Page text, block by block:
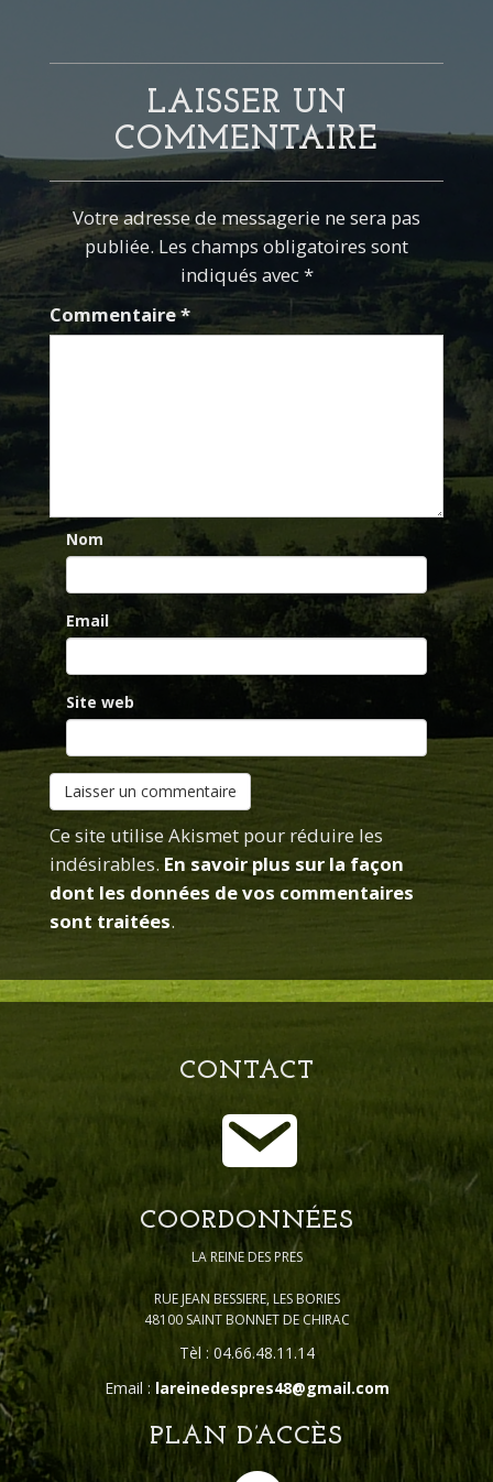
LAISSER UN
COMMENTAIRE
Votre adresse de messagerie ne sera pas
publiée. Les champs obligatoires sont
indiqués avec *
Commentaire*
Nom
Email
Site web
Ce site utilise Akismet pour réduire les
indésirables. En savoir plus sur la façon
dont les données de vos commentaires
sont traitées.
CONTACT
COORDONNÉES
LA REINE DES PRES
RUE JEAN BESSIERE, LES BORIES
48100 SAINT BONNET DE CHIRAC
Tèl : 04.66.48.11.14
Email : lareinedespres48@gmail.com
PLAN D’ACCÈS